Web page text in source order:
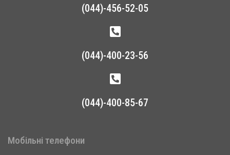
(044)-456-52-05
(044)-400-23-56
(044)-400-85-67
Мобільні телефони